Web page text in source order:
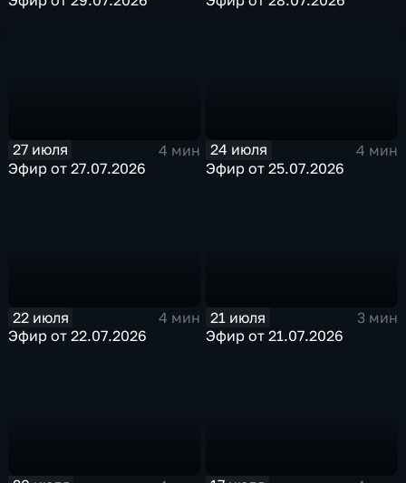
27 июля
4 мин
Эфир от 27.07.2026
24 июля
4 мин
Эфир от 25.07.2026
22 июля
4 мин
Эфир от 22.07.2026
21 июля
3 мин
Эфир от 21.07.2026